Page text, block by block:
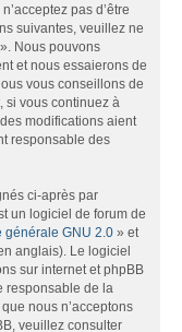
pas d’être
suivantes, veuillez ne
Nous pouvons
et nous essaierons de
vous conseillons de
si vous continuez à
modifications aient
responsable des
ci-après par
un logiciel de forum de
générale GNU 2.0 » et
anglais). Le logiciel
sur internet et phpBB
responsable de la
nous n’acceptons
veuillez consulter